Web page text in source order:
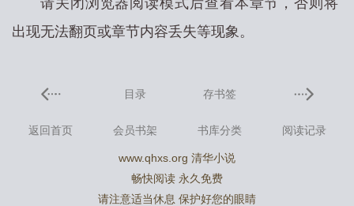
请关闭浏览器阅读模式后查看本章节，否则将
出现无法翻页或章节内容丢失等现象。
目录 存书签
返回首页 会员书架 书库分类 阅读记录
www.qhxs.org 清华小说
畅快阅读 永久免费
请注意适当休息 保护好您的眼睛